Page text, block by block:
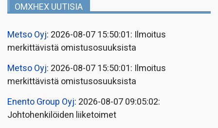
OMXHEX UUTISIA
Metso Oyj: 2026-08-07 15:50:01: Ilmoitus
merkittävistä omistusosuuksista
Metso Oyj: 2026-08-07 15:50:01: Ilmoitus
merkittävistä omistusosuuksista
Enento Group Oyj: 2026-08-07 09:05:02:
Johtohenkilöiden liiketoimet